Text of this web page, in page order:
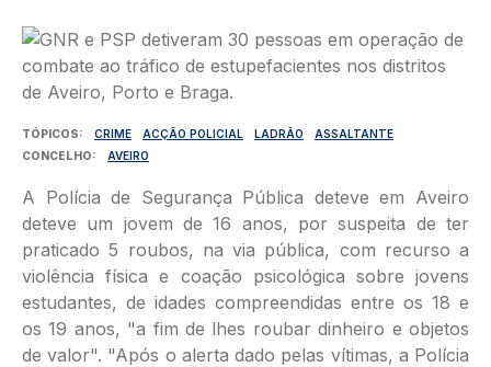
Imagem
TÓPICOS CRIME ACÇÃO POLICIAL LADRÃO
ASSALTANTE
CONCELHO
AVEIRO
A Polícia de Segurança Pública deteve em Aveiro
deteve um jovem de 16 anos, por suspeita de ter
praticado 5 roubos, na via pública, com recurso a
violência física e coação psicológica sobre jovens
estudantes, de idades compreendidas entre os 18 e
os 19 anos, "a fim de lhes roubar dinheiro e objetos
de valor". "Após o alerta dado pelas vítimas, a Polícia